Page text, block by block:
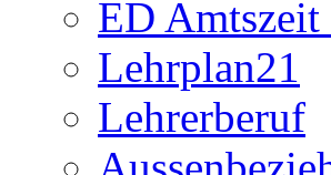
ED
Lehrplan21
Lehrerberuf